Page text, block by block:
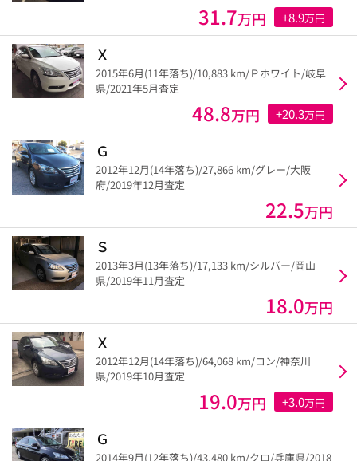
31.7万円 +8.9万円
Ｘ
2015年6月(11年落ち)/10,883 km/Ｐホワイト/岐阜
県/2021年5月査定
48.8万円 +20.3万円
Ｇ
2012年12月(14年落ち)/27,866 km/グレー/大阪
府/2019年12月査定
22.5万円
Ｓ
2013年3月(13年落ち)/17,133 km/シルバー/岡山
県/2019年11月査定
18.0万円
Ｘ
2012年12月(14年落ち)/64,068 km/コン/神奈川
県/2019年10月査定
19.0万円 +3.0万円
Ｇ
2014年9月(12年落ち)/43,480 km/クロ/兵庫県/2018